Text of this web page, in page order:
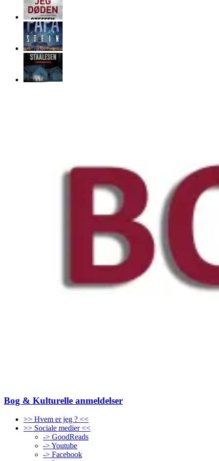
Bog & Kulturelle anmeldelser
>> Hvem er jeg ? <<
>> Sociale medier <<
-> GoodReads
-> Youtube
-> Facebook